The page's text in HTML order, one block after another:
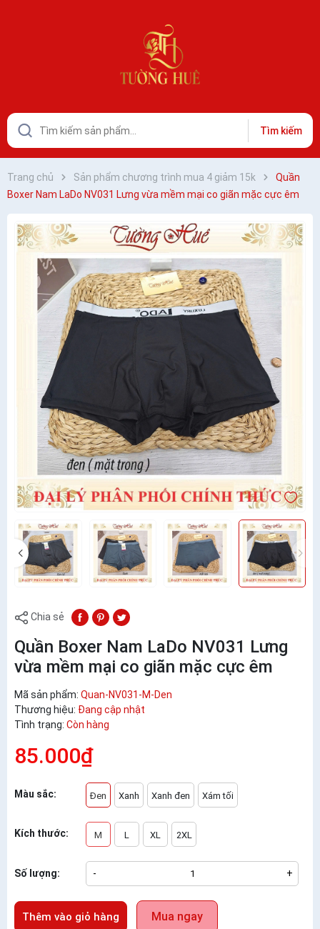
Tìm kiếm
Trang chủ Sản phẩm chương trình mua 4 giảm 15k
Quần
Boxer Nam LaDo NV031 Lưng vừa mềm mại co giãn mặc cực êm
Chia sẻ
Quần Boxer Nam LaDo NV031 Lưng
vừa mềm mại co giãn mặc cực êm
Mã sản phẩm: Quan-NV031-M-Den
Thương hiệu: Đang cập nhật
Tình trạng: Còn hàng
85.000₫
Màu sắc: Đen Xanh Xanh đen Xám tối
Kích thước: M L XL 2XL
Số lượng: - +
Thêm vào giỏ hàng Mua ngay